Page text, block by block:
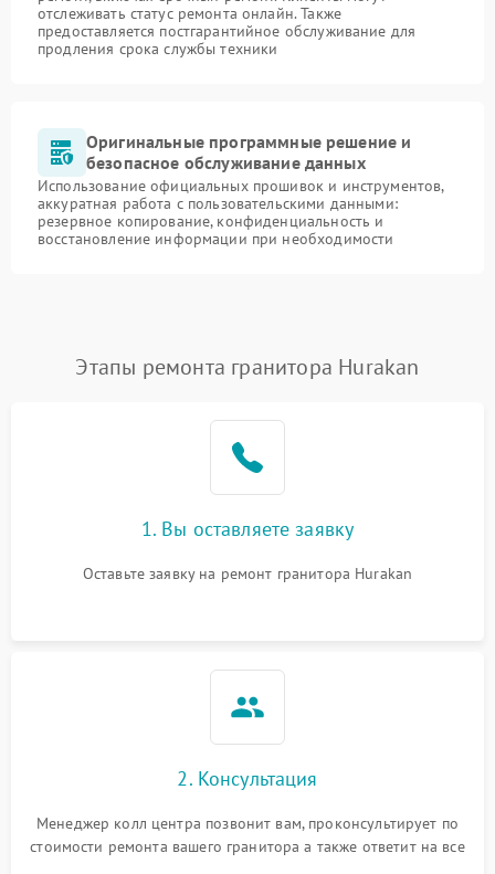
отслеживать статус ремонта онлайн. Также
предоставляется постгарантийное обслуживание для
продления срока службы техники
Оригинальные программные решение и
безопасное обслуживание данных
Использование официальных прошивок и инструментов,
аккуратная работа с пользовательскими данными:
резервное копирование, конфиденциальность и
восстановление информации при необходимости
Этапы ремонта гранитора Hurakan
1. Вы оставляете заявку
Оставьте заявку на ремонт гранитора Hurakan
2. Консультация
Менеджер колл центра позвонит вам, проконсультирует по
стоимости ремонта вашего гранитора а также ответит на все